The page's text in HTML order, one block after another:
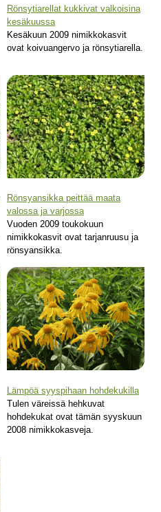
Rönsytiarellat kukkivat valkoisina
kesäkuussa
Kesäkuun 2009 nimikkokasvit
ovat koivuangervo ja rönsytiarella.
Rönsyansikka peittää maata
valossa ja varjossa
Vuoden 2009 toukokuun
nimikkokasvit ovat tarjanruusu ja
rönsyansikka.
Lämpöä syyspihaan hohdekukilla
Tulen väreissä hehkuvat
hohdekukat ovat tämän syyskuun
2008 nimikkokasveja.